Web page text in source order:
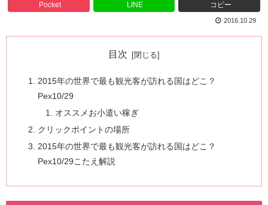
Pocket LINE コピー
2016.10.29
目次
2015年の世界で最も観光客が訪れる国はどこ？
Pex10/29
オススメお小遣い稼ぎ
クリックポイントの場所
2015年の世界で最も観光客が訪れる国はどこ？
Pex10/29こたえ解説